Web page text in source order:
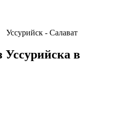
Уссурийск - Салават
Уссурийска в